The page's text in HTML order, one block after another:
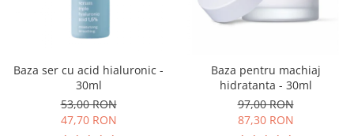
Baza ser cu acid hialuronic -
30ml
53,00 RON
47,70 RON
Baza pentru machiaj
hidratanta - 30ml
97,00 RON
87,30 RON